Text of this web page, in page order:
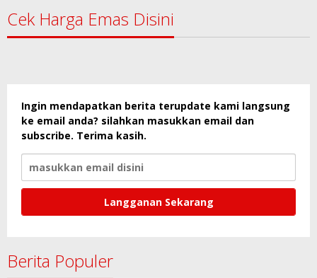
Cek Harga Emas Disini
Ingin mendapatkan berita terupdate kami langsung
ke email anda? silahkan masukkan email dan
subscribe. Terima kasih.
Berita Populer